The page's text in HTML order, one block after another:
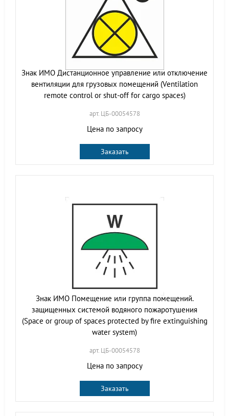
Знак ИМО Дистанционное управление или отключение
вентиляции для грузовых помещений (Ventilation
remote control or shut-off for cargo spaces)
арт. ЦБ-00054578
Цена по запросу
Заказать
Знак ИМО Помещение или группа помещений.
защищенных системой водяного пожаротушения
(Space or group of spaces protected by fire extinguishing
water system)
арт. ЦБ-00054578
Цена по запросу
Заказать